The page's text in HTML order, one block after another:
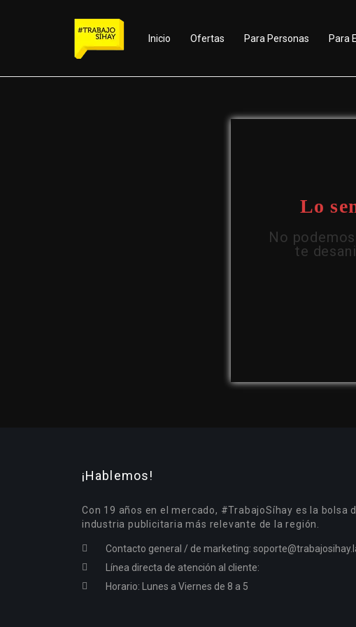
Inicio Ofertas Para Personas Para
Lo
No
te
¡Hablemos!
Con 19 años en el mercado, #TrabajoSíhay es la bolsa
industria publicitaria más relevante de la región.
Contacto general / de marketing:
Línea directa de atención al cliente:
Horario: Lunes a Viernes de 8 a 5